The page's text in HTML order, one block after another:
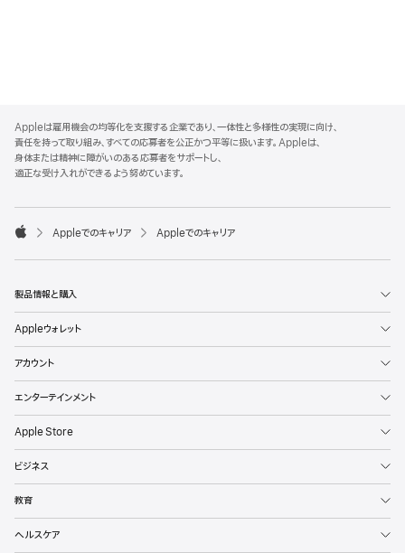
p
p
l
e
o
t
Appleは雇用機会の均等化を支援する企業であり、一体性と多様性の実現に向け、
責任を持って取り組み、すべての応募者を公正かつ平等に扱います。Appleは、
身体または精神に障がいのある応募者をサポートし、
適正な受け入れができるよう努めています。

p
l
Appleでのキャリア Appleでのキャリア
製品情報と購入
Appleウォレット
アカウント
エンターテインメント
Apple Store
ビジネス
教育
ヘルスケア